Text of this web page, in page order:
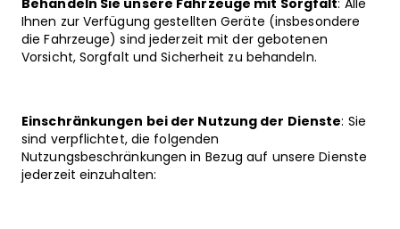
Behandeln Sie unsere Fahrzeuge mit Sorgfalt: Alle
Ihnen zur Verfügung gestellten Geräte (insbesondere
die Fahrzeuge) sind jederzeit mit der gebotenen
Vorsicht, Sorgfalt und Sicherheit zu behandeln.
Einschränkungen bei der Nutzung der Dienste: Sie
sind verpflichtet, die folgenden
Nutzungsbeschränkungen in Bezug auf unsere Dienste
jederzeit einzuhalten: